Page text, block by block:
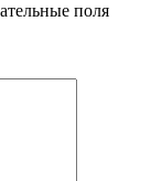
поля